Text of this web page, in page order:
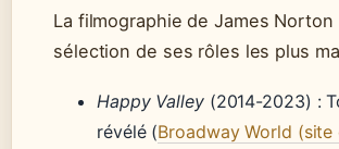
La filmographie de James
sélection de ses rôles les plus
Happy Valley(2014-2023) :
révélé (Broadway World